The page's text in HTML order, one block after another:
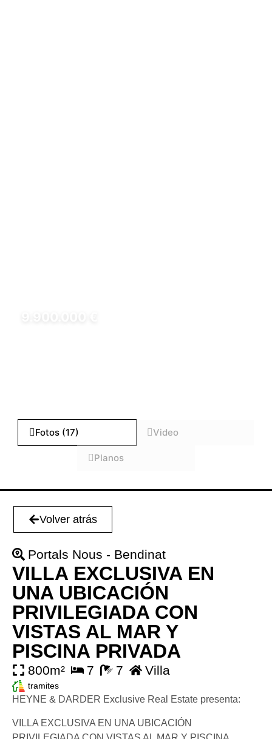
Fotos (17) Video
Planos
Volver atrás
Portals Nous - Bendinat
VILLA EXCLUSIVA EN
UNA UBICACIÓN
PRIVILEGIADA CON
VISTAS AL MAR Y
PISCINA PRIVADA
800m² 7 7 Villa
tramites
HEYNE & DARDER Exclusive Real Estate presenta:
VILLA EXCLUSIVA EN UNA UBICACIÓN